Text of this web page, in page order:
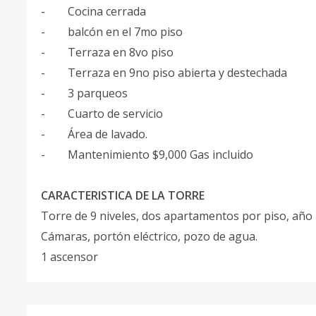
- Cocina cerrada
- balcón en el 7mo piso
- Terraza en 8vo piso
- Terraza en 9no piso abierta y destechada
- 3 parqueos
- Cuarto de servicio
- Área de lavado.
- Mantenimiento $9,000 Gas incluido
CARACTERISTICA DE LA TORRE
Torre de 9 niveles, dos apartamentos por piso, año
Cámaras, portón eléctrico, pozo de agua.
1 ascensor